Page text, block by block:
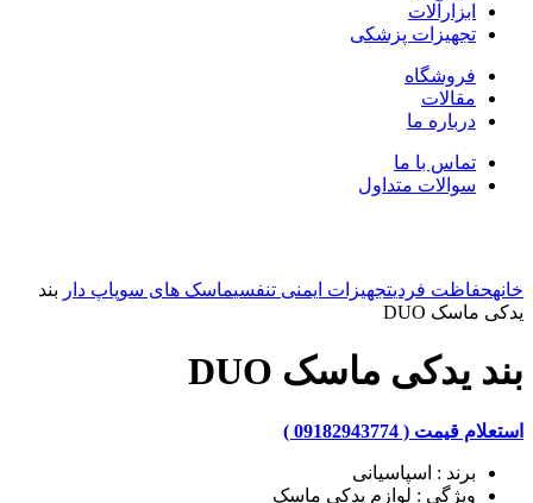
ابزارآلات
تجهیزات پزشکی
فروشگاه
مقالات
درباره ما
تماس با ما
سوالات متداول
خانهحفاظت فردیتجهیزات ایمنی تنفسیماسک های سوپاپ دار بند
یدکی ماسک DUO
بند یدکی ماسک DUO
استعلام قیمت ( 09182943774 )
برند : اسپاسیانی
ویژگی : لوازم یدکی ماسک